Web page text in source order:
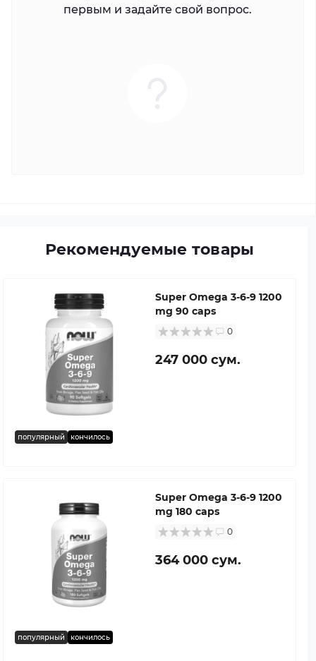
первым и задайте свой вопрос.
Рекомендуемые товары
популярный кончилось
Super Omega 3-6-9 1200
mg 90 caps
0
247 000 сум.
популярный кончилось
Super Omega 3-6-9 1200
mg 180 caps
0
364 000 сум.